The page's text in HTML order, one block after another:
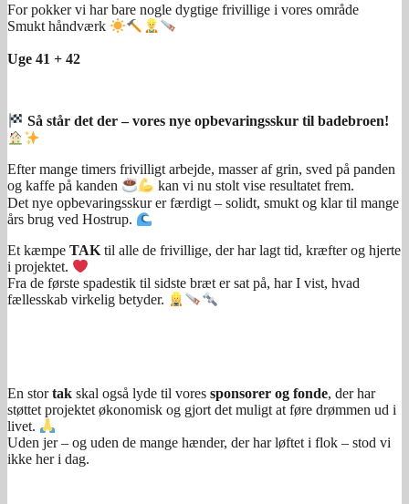
For pokker vi har bare nogle dygtige frivillige i vores område
Smukt håndværk
Uge 41 + 42
Så står det der – vores nye opbevaringsskur til badebroen!
Efter mange timers frivilligt arbejde, masser af grin, sved på panden
og kaffe på kanden
kan vi nu stolt vise resultatet frem.
Det nye opbevaringsskur er færdigt – solidt, smukt og klar til mange
års brug ved Hostrup.
Et kæmpe TAK til alle de frivillige, der har lagt tid, kræfter og hjerte
i projektet.
Fra de første spadestik til sidste bræt er sat på, har I vist, hvad
fællesskab virkelig betyder.
En stortak skal også lyde til vores sponsorer og fonde, der har
støttet projektet økonomisk og gjort det muligt at føre drømmen ud i
livet.
Uden jer – og uden de mange hænder, der har løftet i flok – stod vi
ikke her i dag.